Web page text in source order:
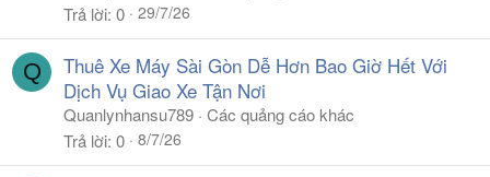
Trả lời 0 29/7/26
Q
Thuê Xe Máy Sài Gòn Dễ Hơn Bao Giờ Hết Với
Dịch Vụ Giao Xe Tận Nơi
Quanlynhansu789 Các quảng cáo khác
Trả lời 0 8/7/26